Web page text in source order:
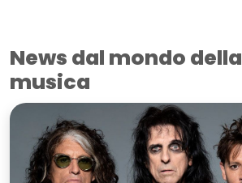
News dal mondo della
musica